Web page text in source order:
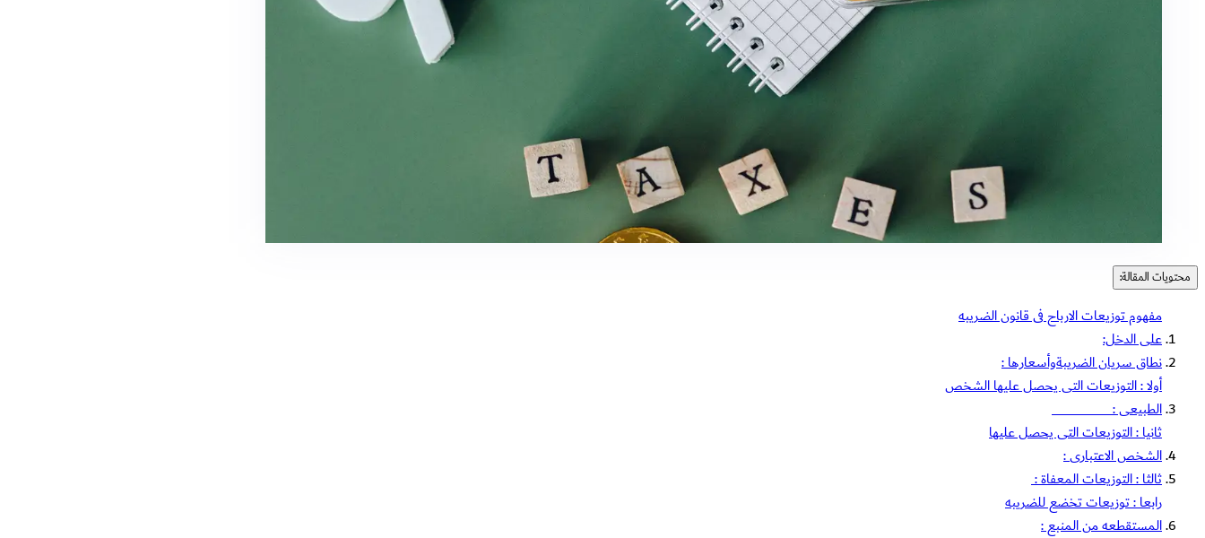
محتويات المقالة:
مفهوم توزيعات الارباح فى قانون الضريبه
على الدخل:
نطاق سريان الضريبةوأسعارها :
أولا : التوزيعات التى يحصل عليها الشخص
الطبيعى :
ثانيا : التوزيعات التى يحصل عليها
الشخص الاعتبارى :
ثالثا : التوزيعات المعفاة :
رابعا : توزيعات تخضع للضريبه
المستقطعه من المنبع :